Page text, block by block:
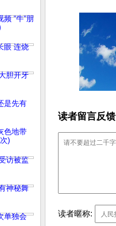
频 "牛"朋
眼 连烧
胆开牙
是先有
色地带
次)
访被监
神秘舞
单独会
读者留言反
读者暱称: